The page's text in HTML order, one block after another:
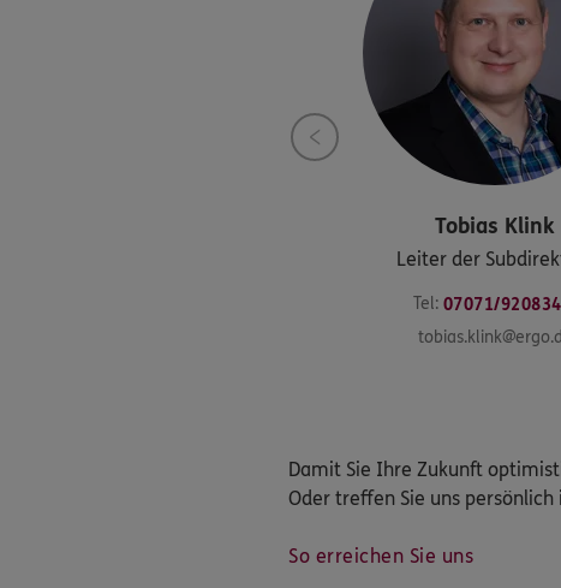
Tobias Klink
Leiter der
Tel: 07071/
Damit Sie Ihre Zukunft
Oder treffen Sie uns persönlich
So erreichen Sie uns